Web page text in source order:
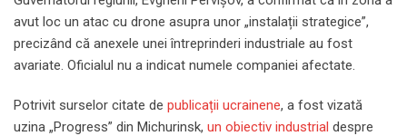
avut loc un atac cu drone asupra unor „instalații strategice”,
precizând că anexele unei întreprinderi industriale au fost
avariate. Oficialul nu a indicat numele companiei afectate.
Potrivit surselor citate de publicații ucrainene, a fost vizată
uzina „Progress” din Michurinsk, un obiectiv industrial despre